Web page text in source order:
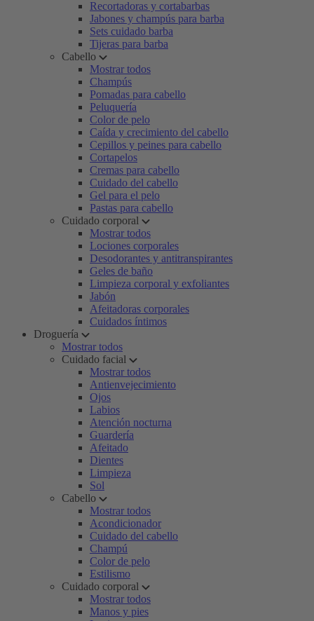
Recortadoras y cortabarbas
Jabones y champús para barba
Sets cuidado barba
Tijeras para barba
Cabello
Mostrar todos
Champús
Pomadas para cabello
Peluquería
Color de pelo
Caída y crecimiento del cabello
Cepillos y peines para cabello
Cortapelos
Cremas para cabello
Cuidado del cabello
Gel para el pelo
Pastas para cabello
Cuidado corporal
Mostrar todos
Lociones corporales
Desodorantes y antitranspirantes
Geles de baño
Limpieza corporal y exfoliantes
Jabón
Afeitadoras corporales
Cuidados íntimos
Droguería
Mostrar todos
Cuidado facial
Mostrar todos
Antienvejecimiento
Ojos
Labios
Atención nocturna
Guardería
Afeitado
Dientes
Limpieza
Sol
Cabello
Mostrar todos
Acondicionador
Cuidado del cabello
Champú
Color de pelo
Estilismo
Cuidado corporal
Mostrar todos
Manos y pies